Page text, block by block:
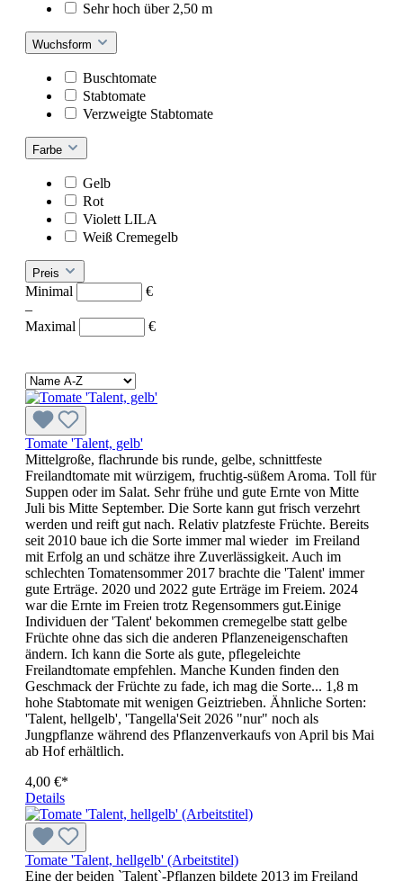
Sehr hoch über 2,50 m
Wuchsform
Buschtomate
Stabtomate
Verzweigte Stabtomate
Farbe
Gelb
Rot
Violett LILA
Weiß Cremegelb
Preis
Minimal
€
–
Maximal
€
Tomate 'Talent, gelb'
Mittelgroße, flachrunde bis runde, gelbe, schnittfeste
Freilandtomate mit würzigem, fruchtig-süßem Aroma. Toll für
Suppen oder im Salat. Sehr frühe und gute Ernte von Mitte
Juli bis Mitte September. Die Sorte kann gut frisch verzehrt
werden und reift gut nach. Relativ platzfeste Früchte. Bereits
seit 2010 baue ich die Sorte immer mal wieder im Freiland
mit Erfolg an und schätze ihre Zuverlässigkeit. Auch im
schlechten Tomatensommer 2017 brachte die 'Talent' immer
gute Erträge. 2020 und 2022 gute Erträge im Freiem. 2024
war die Ernte im Freien trotz Regensommers gut.Einige
Individuen der 'Talent' bekommen cremegelbe statt gelbe
Früchte ohne das sich die anderen Pflanzeneigenschaften
ändern. Ich kann die Sorte als gute, pflegeleichte
Freilandtomate empfehlen. Manche Kunden finden den
Geschmack der Früchte zu fade, ich mag die Sorte... 1,8 m
hohe Stabtomate mit weni­gen Geiztrieben. Ähnliche Sorten:
'Talent, hellgelb', 'Tangella'Seit 2026 "nur" noch als
Jungpflanze während des Pflanzenverkaufs von April bis Mai
ab Hof erhältlich.
4,00 €*
Details
Tomate 'Talent, hellgelb' (Arbeitstitel)
Eine der beiden `Talent`-Pflanzen bildete 2013 im Freiland